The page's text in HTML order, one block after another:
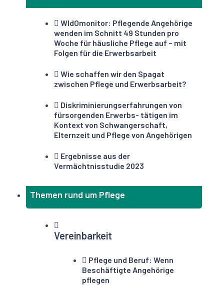
WIdOmonitor: Pflegende Angehörige
wenden im Schnitt 49 Stunden pro
Woche für häusliche Pflege auf – mit
Folgen für die Erwerbsarbeit
Wie schaffen wir den Spagat
zwischen Pflege und Erwerbsarbeit?
Diskriminierungserfahrungen von
fürsorgenden Erwerbs- tätigen im
Kontext von Schwangerschaft,
Elternzeit und Pflege von Angehörigen
Ergebnisse aus der
Vermächtnisstudie 2023
Themen rund um Pflege
Vereinbarkeit
Pflege und Beruf: Wenn
Beschäftigte Angehörige
pflegen